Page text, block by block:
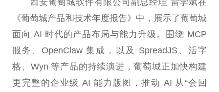
西安葡萄城软件有限公司副总经理 雷学斌在
《葡萄城产品和技术年度报告》中，展示了葡萄城
面向 AI 时代的产品布局与能力升级。围绕 MCP
服务、OpenClaw 集成，以及 SpreadJS、活字
格、Wyn 等产品的持续演进，葡萄城正加快构建
更完整的企业级 AI 能力版图，推动 AI 从“会回